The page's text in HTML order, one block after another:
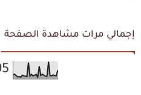
إجمالي مرات مشاهدة الصفحة